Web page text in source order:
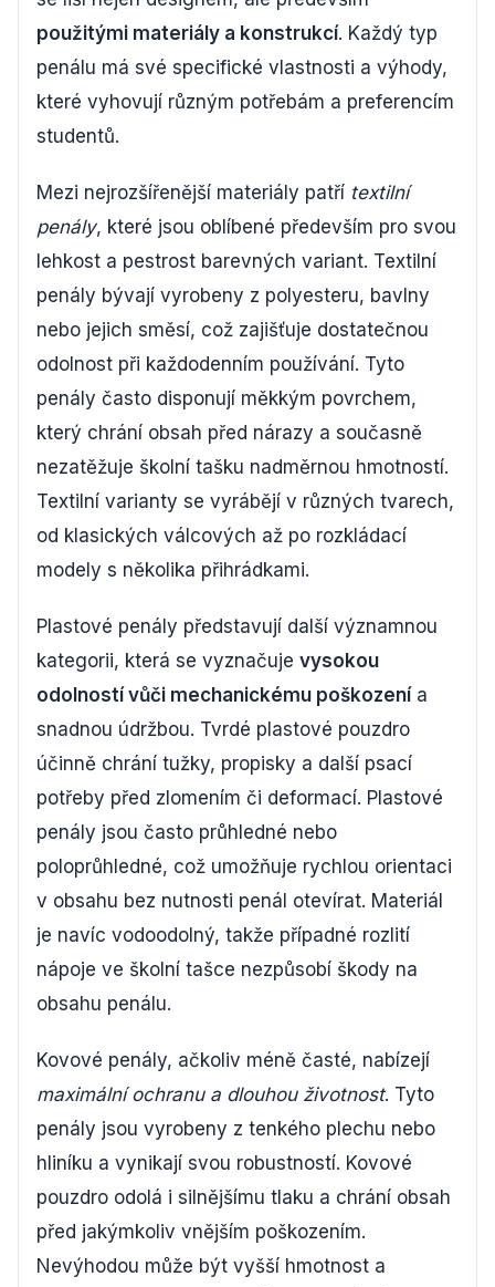
použitými materiály a konstrukcí. Každý typ
penálu má své specifické vlastnosti a výhody,
které vyhovují různým potřebám a preferencím
studentů.
Mezi nejrozšířenější materiály patří textilní
penály, které jsou oblíbené především pro svou
lehkost a pestrost barevných variant. Textilní
penály bývají vyrobeny z polyesteru, bavlny
nebo jejich směsí, což zajišťuje dostatečnou
odolnost při každodenním používání. Tyto
penály často disponují měkkým povrchem,
který chrání obsah před nárazy a současně
nezatěžuje školní tašku nadměrnou hmotností.
Textilní varianty se vyrábějí v různých tvarech,
od klasických válcových až po rozkládací
modely s několika přihrádkami.
Plastové penály představují další významnou
kategorii, která se vyznačuje vysokou
odolností vůči mechanickému poškozenía
snadnou údržbou. Tvrdé plastové pouzdro
účinně chrání tužky, propisky a další psací
potřeby před zlomením či deformací. Plastové
penály jsou často průhledné nebo
poloprůhledné, což umožňuje rychlou orientaci
v obsahu bez nutnosti penál otevírat. Materiál
je navíc vodoodolný, takže případné rozlití
nápoje ve školní tašce nezpůsobí škody na
obsahu penálu.
Kovové penály, ačkoliv méně časté, nabízejí
maximální ochranu a dlouhou životnost. Tyto
penály jsou vyrobeny z tenkého plechu nebo
hliníku a vynikají svou robustností. Kovové
pouzdro odolá i silnějšímu tlaku a chrání obsah
před jakýmkoliv vnějším poškozením.
Nevýhodou může být vyšší hmotnost a